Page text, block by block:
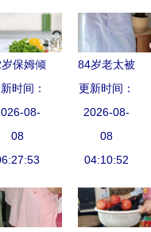
保姆倾
月薪1
，工作看
简单，可
每天都是
时间：
08-
08
84岁老太被
保姆虐打不
断求饶 我
们到底该如
何养老？家
休？
更新时间：
2026-08-
08
04:10:52